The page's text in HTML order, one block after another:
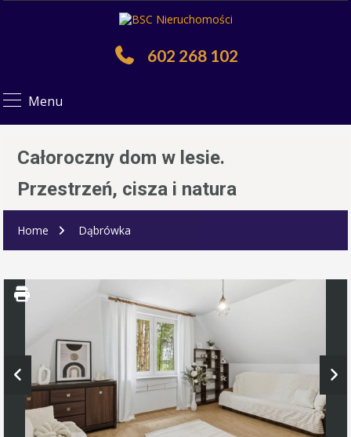
602 268 102
Menu
Całoroczny dom w lesie.
Przestrzeń, cisza i natura
Home Dąbrówka